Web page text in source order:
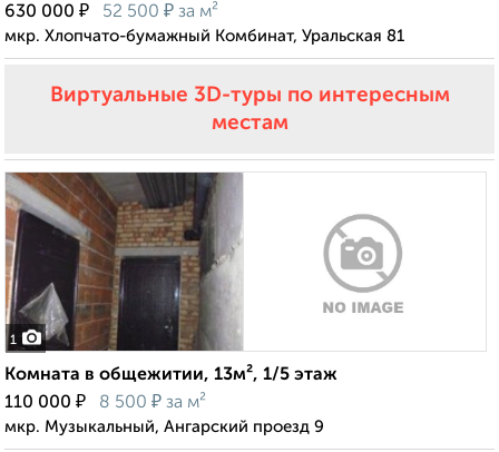
630 000 ₽ 52 500 ₽ за м²
мкр. Хлопчато-бумажный Комбинат, Уральская 81
Виртуальные 3D-туры по интересным
местам
1
Комната в общежитии, 13м², 1/5 этаж
110 000 ₽ 8 500 ₽ за м²
мкр. Музыкальный, Ангарский проезд 9